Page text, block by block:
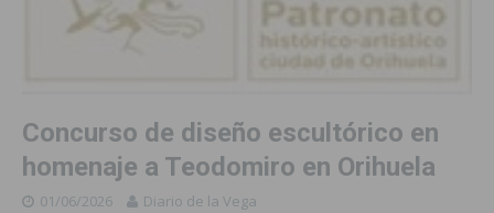
Concurso de diseño escultórico en
homenaje a Teodomiro en Orihuela
01/06/2026 Diario de la Vega